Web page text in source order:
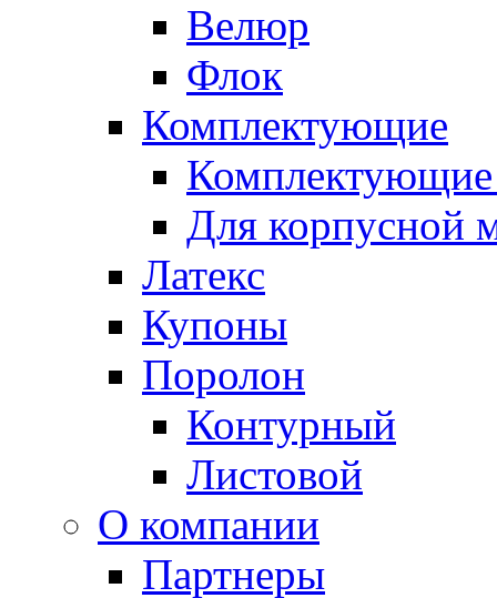
Велюр
Флок
Комплектующие
Комплектующие
Для корпусной
Латекс
Купоны
Поролон
Контурный
Листовой
О компании
Партнеры